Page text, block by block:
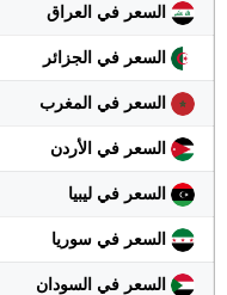
السعر في العراق
السعر في الجزائر
السعر في المغرب
السعر في الأردن
السعر في ليبيا
السعر في سوريا
السعر في السودان